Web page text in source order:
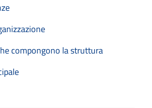
compongono la struttura